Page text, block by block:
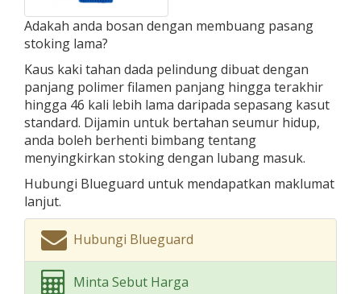
Adakah anda bosan dengan membuang pasang
stoking lama?
Kaus kaki tahan dada pelindung dibuat dengan
panjang polimer filamen panjang hingga terakhir
hingga 46 kali lebih lama daripada sepasang kasut
standard. Dijamin untuk bertahan seumur hidup,
anda boleh berhenti bimbang tentang
menyingkirkan stoking dengan lubang masuk.
Hubungi Blueguard untuk mendapatkan maklumat
lanjut.
Hubungi Blueguard
Minta Sebut Harga